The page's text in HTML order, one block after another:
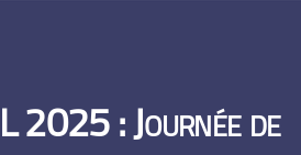
2025 : Journée de